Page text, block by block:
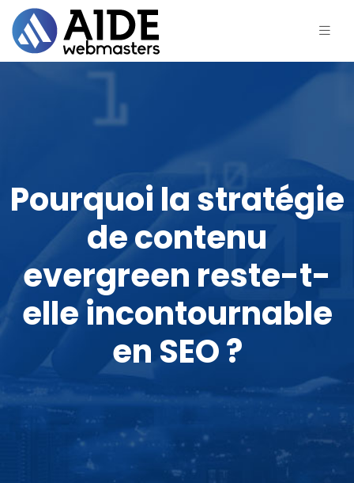
Pourquoi la stratégie
de contenu
evergreen reste-t-
elle incontournable
en SEO ?